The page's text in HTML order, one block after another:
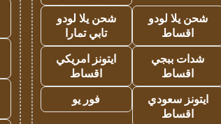
شحن يلا لودو
اقساط
شحن يلا لودو
تابي تمارا
شدات ببجي
اقساط
ايتونز امريكي
اقساط
ايتونز سعودي
اقساط
فور يو